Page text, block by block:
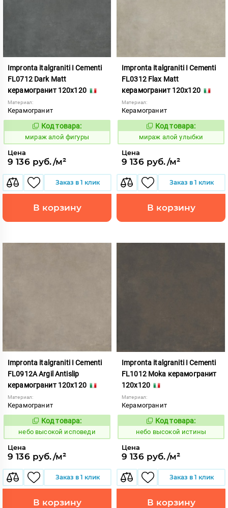
Impronta italgraniti I Cementi
FL0712 Dark Matt
керамогранит 120x120
Материал:
Керамогранит
984615
Код товара:
мираж алой фигуры
Цена
9 136 руб./м²
Заказ в 1 клик
В корзину
Impronta italgraniti I Cementi
FL0312 Flax Matt
керамогранит 120x120
Материал:
Керамогранит
984611
Код товара:
мираж алой улыбки
Цена
9 136 руб./м²
Заказ в 1 клик
В корзину
Impronta italgraniti I Cementi
FL0912A Argil Antislip
керамогранит 120x120
Материал:
Керамогранит
1111410
Код товара:
небо высокой исповеди
Цена
9 136 руб./м²
Заказ в 1 клик
В корзину
Impronta italgraniti I Cementi
FL1012 Moka керамогранит
120x120
Материал:
Керамогранит
1111411
Код товара:
небо высокой истины
Цена
9 136 руб./м²
Заказ в 1 клик
В корзину